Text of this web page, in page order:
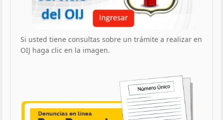
Si usted tiene consultas sobre un trámite a realizar en
OIJ haga clic en la imagen.